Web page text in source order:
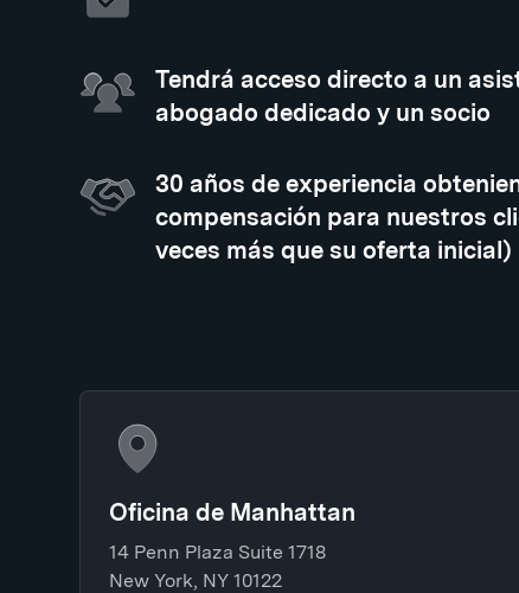
Tendrá acceso directo a un
abogado dedicado y un socio
30 años de experiencia
compensación para nuestros
veces más que su oferta inicial)
Oficina de Manhattan
14 Penn Plaza Suite 1718
New York, NY 10122